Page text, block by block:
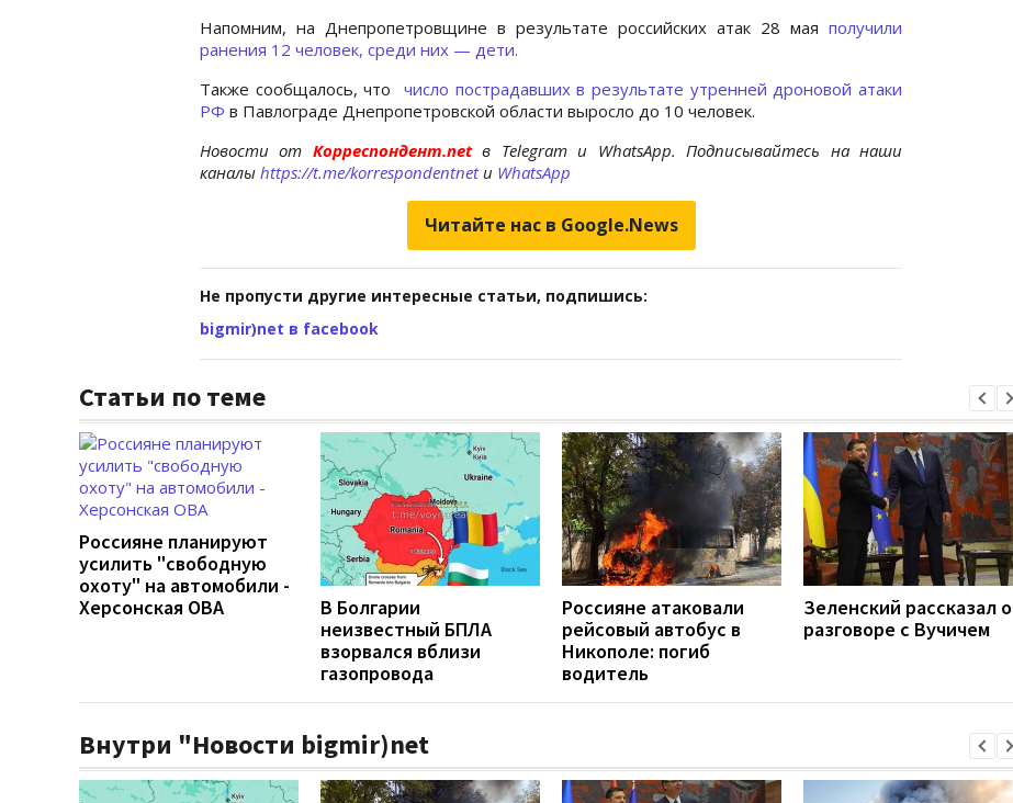
Напомним, на Днепропетровщине в результате российских атак 28 мая получили
ранения 12 человек, среди них — дети.
Также сообщалось, что число пострадавших в результате утренней дроновой атаки
РФ в Павлограде Днепропетровской области выросло до 10 человек.
Новости от Корреспондент.netв Telegram и WhatsApp. Подписывайтесь на наши
каналы https://t.me/korrespondentnetи WhatsApp
Читайте нас в Google.News
Не пропусти другие интересные статьи, подпишись:
bigmir)net в facebook
Статьи по теме
Россияне планируют
усилить "свободную
охоту" на автомобили -
Херсонская ОВА
В Болгарии
неизвестный БПЛА
взорвался вблизи
газопровода
Россияне атаковали
рейсовый автобус в
Никополе: погиб
водитель
Зеленский рассказал о
разговоре с Вучичем
Внутри "Новости bigmir)net